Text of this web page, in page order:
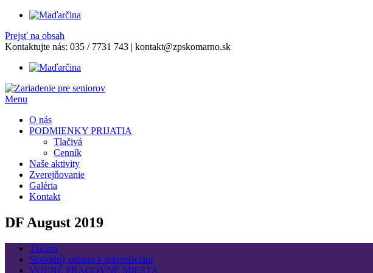
Prejsť na obsah
Kontaktujte nás: 035 / 7731 743 | kontakt@zpskomarno.sk
Menu
O nás
PODMIENKY PRIJATIA
Tlačivá
Cenník
Naše aktivity
Zverejňovanie
Galéria
Kontakt
DF August 2019
Tlačivá
Slobodný prístup k informáciám
VOĽNÉ PRACOVNÉ MIESTA